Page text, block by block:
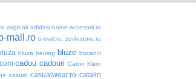
originali adidasi-haine-accesorii.ro
b-mall.ro b-mall.ro. zorilestore.ro
bluza trening bluze bocanci
cadou cadouri Calvin Klein
casual casualwear.ro catalin